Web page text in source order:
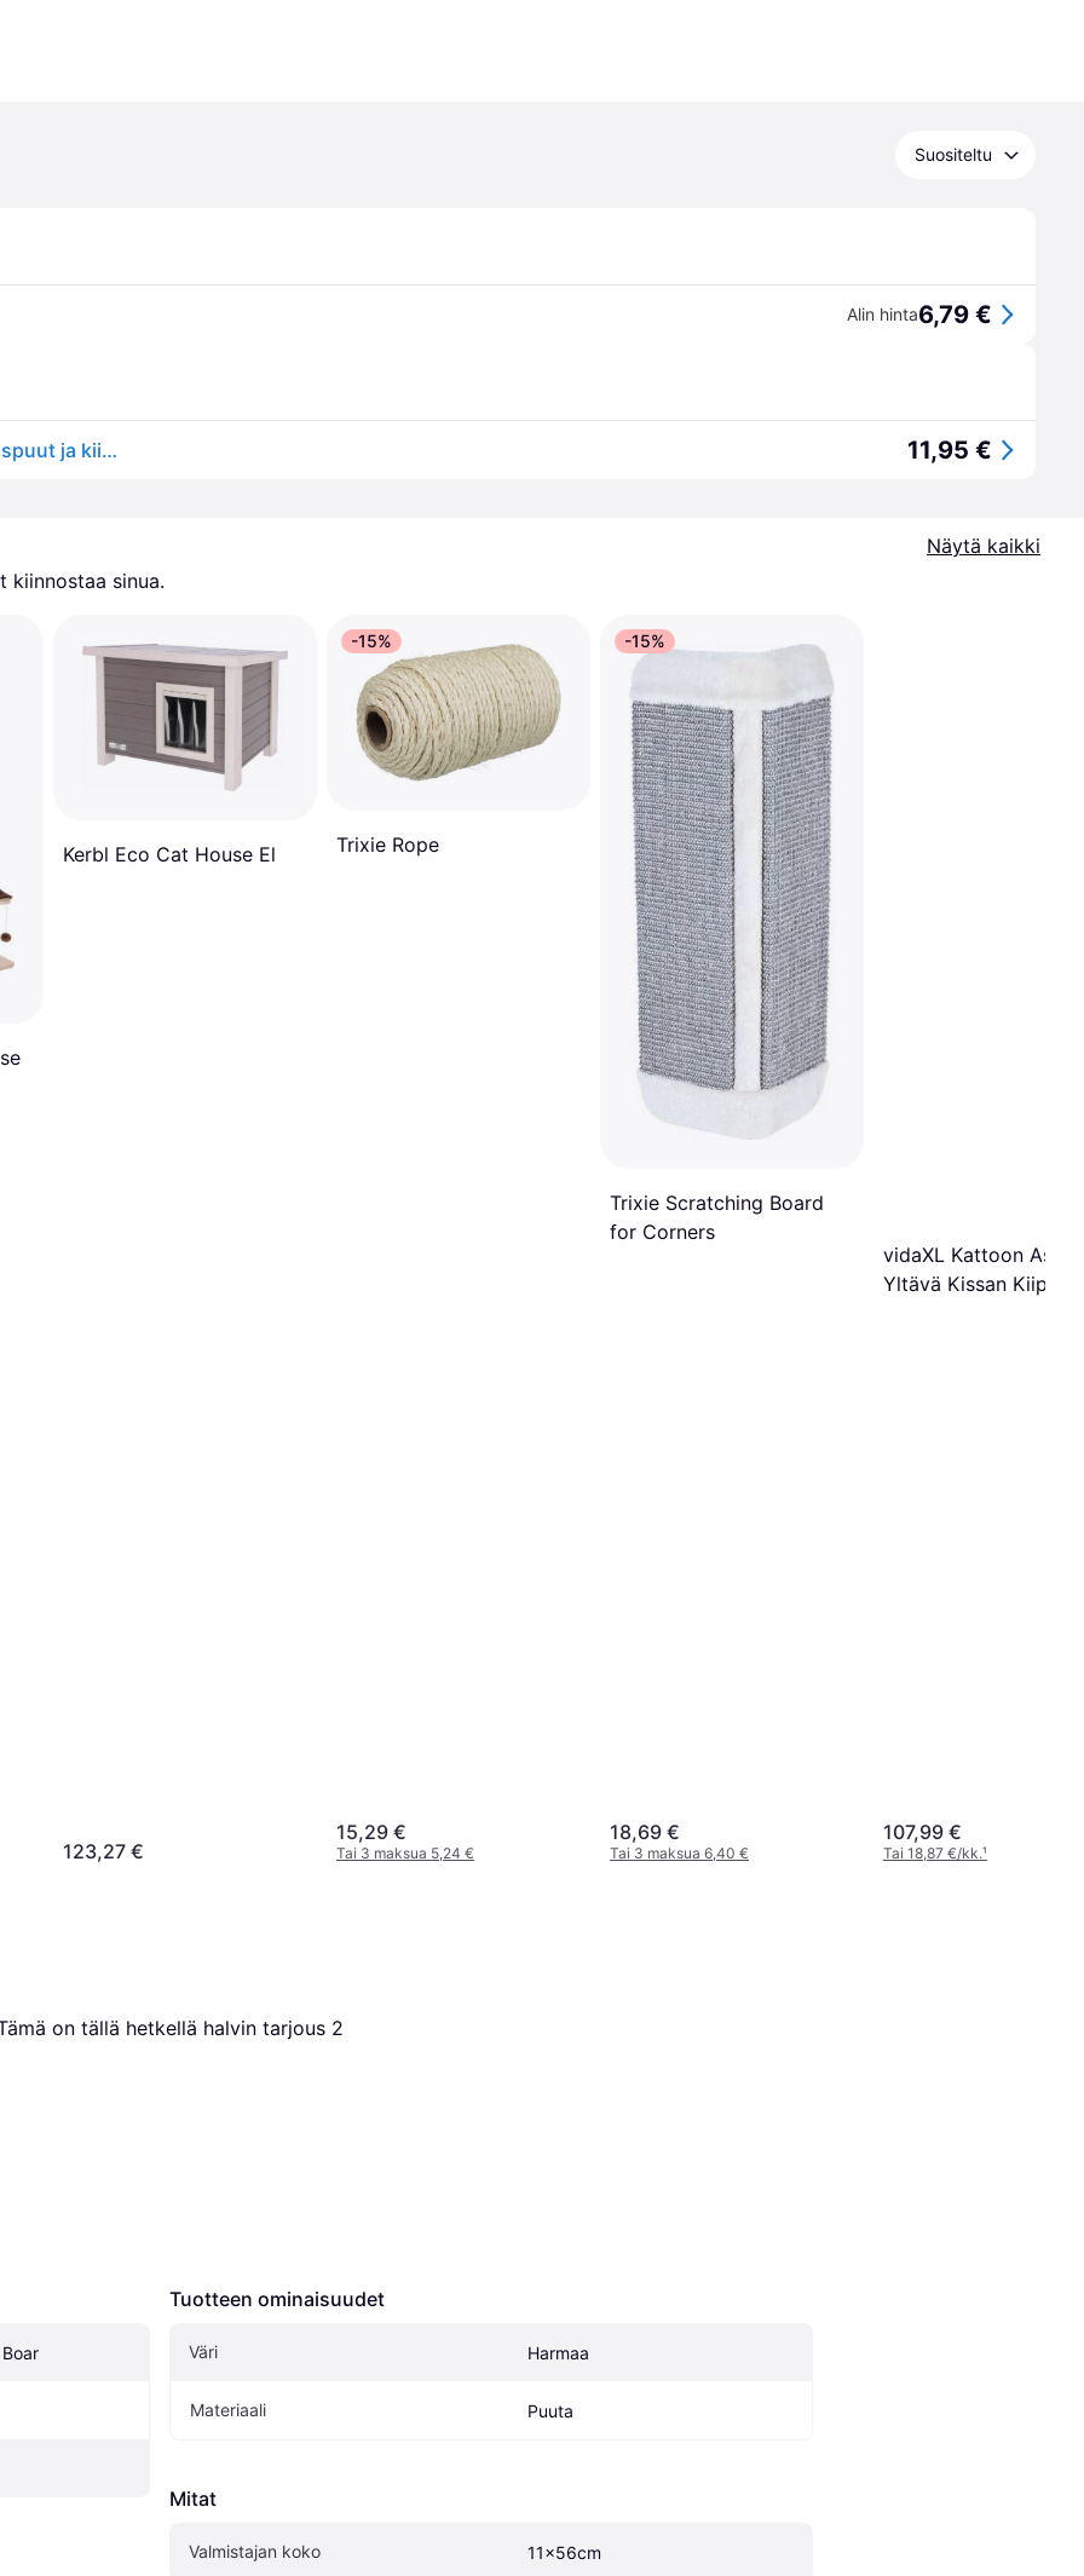
Suositeltu
Alin hinta6,79 €
Raapimispylväs harmaa 56x11 cm - Kissat - Raapimispuut ja kiipeilytelineet - Raapimislaudat ja Raapimispylväät - Trixie 11,95 €
Näytä kaikki
kiinnostaa sinua.
Kerbl Eco Cat House El
123,27 €
-15%
Trixie Rope
15,29 €
Tai 3 maksua 5,24 €
-15%
Trixie Scratching Board
for Corners
18,69 €
Tai 3 maksua 6,40 €
vidaXL Kattoon Asti
Yltävä Kissan
107,99 €
Tai 18,87 €/kk.¹
on tällä hetkellä halvin tarjous 2
Tuotteen ominaisuudet
Väri Harmaa
Materiaali Puuta
Mitat
Valmistajan koko 11x56cm